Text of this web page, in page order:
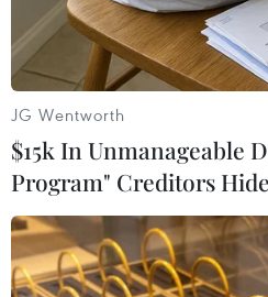
JG Wentworth
$15k In Unmanageable
Program" Creditors